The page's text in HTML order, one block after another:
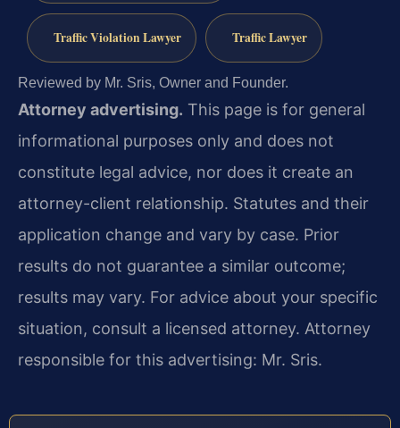
Traffic Violation Lawyer Traffic Lawyer
Reviewed by Mr. Sris, Owner and Founder.
Attorney advertising. This page is for general
informational purposes only and does not
constitute legal advice, nor does it create an
attorney-client relationship. Statutes and their
application change and vary by case. Prior
results do not guarantee a similar outcome;
results may vary. For advice about your specific
situation, consult a licensed attorney. Attorney
responsible for this advertising: Mr. Sris.